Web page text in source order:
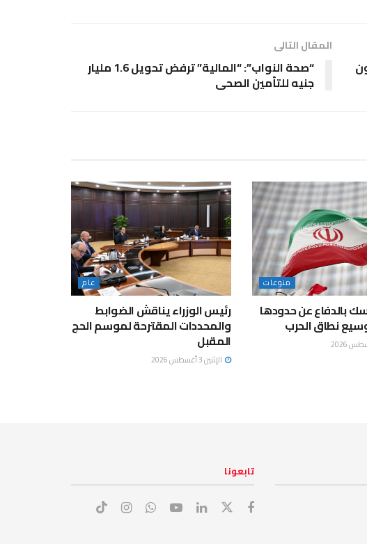
المقال التالى
“صحة النواب”: “المالية” ترفض تحويل 1.6 مليار
جنيه للتأمين الصحى
منوعات
بالدفاع عن حدودها
نطاق الحرب
عام
رئيس الوزراء يناقش الضوابط
والمحددات المقترحة لموسم الحج
المقبل
الإثنين 3 أغسطس 2026
تابعونا